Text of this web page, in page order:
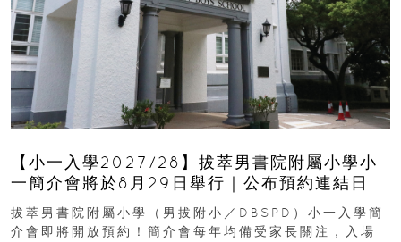
【小一入學2027/28】拔萃男書院附屬小學小
一簡介會將於8月29日舉行｜公布預約連結日期
｜更設有網上重溫
拔萃男書院附屬小學（男拔附小／DBSPD）小一入學簡
介會即將開放預約！簡介會每年均備受家長關注，入場